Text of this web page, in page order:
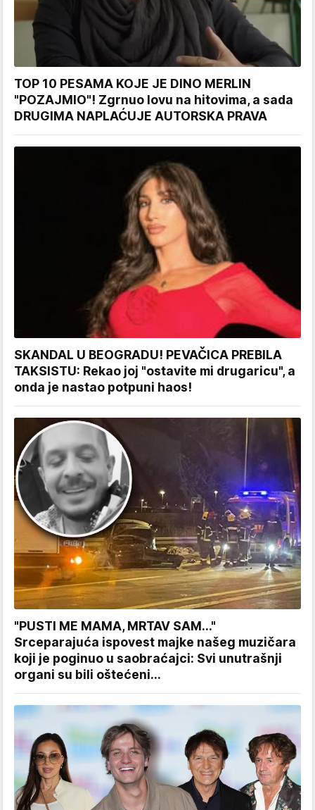
TOP 10 PESAMA KOJE JE DINO MERLIN
"POZAJMIO"! Zgrnuo lovu na hitovima, a sada
DRUGIMA NAPLAĆUJE AUTORSKA PRAVA
SKANDAL U BEOGRADU! PEVAČICA PREBILA
TAKSISTU: Rekao joj "ostavite mi drugaricu", a
onda je nastao potpuni haos!
"PUSTI ME MAMA, MRTAV SAM..."
Srceparajuća ispovest majke našeg muzičara
koji je poginuo u saobraćajci: Svi unutrašnji
organi su bili oštećeni...